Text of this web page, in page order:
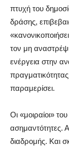
πτυχή του
δράσης,
τον μη
ενέργεια στην
παραμερίσει.
Οι «μοιραίοι»
ασημαντότητες.
διαδρομής. Και